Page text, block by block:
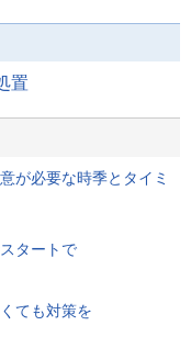
置
が必要な時季とタイミ
タートで
ても対策を